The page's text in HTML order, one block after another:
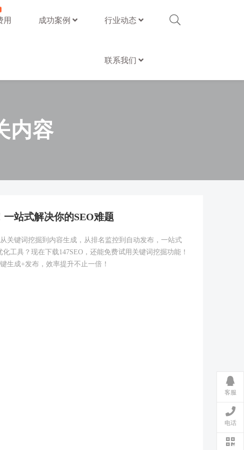
用 成功案例 行业动态
联系我们
内容
站式解决你的SEO难题
关键词挖掘到内容生成，从排名监控到自动发布，一站式
工具？现在下载147SEO，还能免费试用关键词挖掘功能！
生成+发布，效率提升不止一倍！
客服
电话